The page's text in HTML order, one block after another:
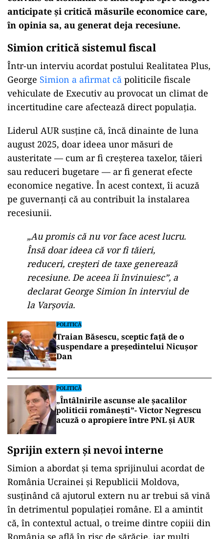
anticipate și critică măsurile economice care,
în opinia sa, au generat deja recesiune.
Simion critică sistemul fiscal
Într-un interviu acordat postului Realitatea Plus,
George Simion a afirmat că politicile fiscale
vehiculate de Executiv au provocat un climat de
incertitudine care afectează direct populația.
ad
Liderul AUR susține că, încă dinainte de luna
august 2025, doar ideea unor măsuri de
austeritate — cum ar fi creșterea taxelor, tăieri
economice negative. În acest context, îi acuză
pe guvernanți că au contribuit la instalarea
recesiunii.
„Au promis că nu vor face acest lucru.
Însă doar ideea că vor fi tăieri,
reduceri, creșteri de taxe generează
recesiune. De aceea îi învinuiesc”, a
declarat George Simion în interviul de
la Varșovia.
POLITICĂ
Traian Băsescu, sceptic față de o
suspendare a președintelui Nicușor
Dan
POLITICĂ